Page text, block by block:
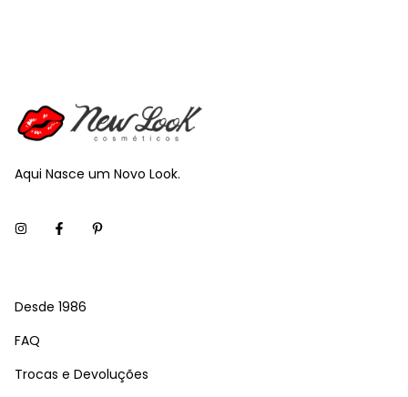
Aqui Nasce um Novo Look.
Desde 1986
FAQ
Trocas e Devoluções